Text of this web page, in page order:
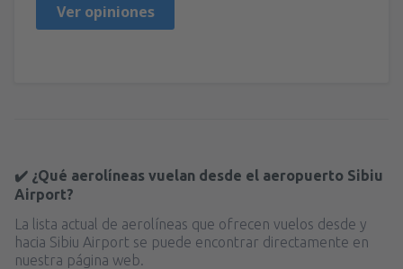
Ver opiniones
✔️ ¿Qué aerolíneas vuelan desde el aeropuerto Sibiu
Airport?
La lista actual de aerolíneas que ofrecen vuelos desde y
hacia Sibiu Airport se puede encontrar directamente en
nuestra página web.